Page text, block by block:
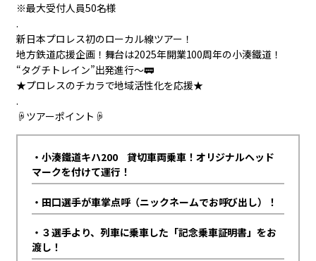
※最大受付人員50名様
.
新日本プロレス初のローカル線ツアー！
地方鉄道応援企画！舞台は2025年開業100周年の小湊鐵道！
“タグチトレイン”出発進行～🚃
★プロレスのチカラで地域活性化を応援★
.
☟ツアーポイント☟
・小湊鐵道キハ200 貸切車両乗車！オリジナルヘッド
マークを付けて運行！
・田口選手が車掌点呼（ニックネームでお呼び出し）！
・３選手より、列車に乗車した「記念乗車証明書」をお
渡し！